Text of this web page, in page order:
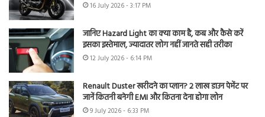
16 July 2026 - 3:17 PM
जानिए Hazard Light का क्या काम है, कब और कैसे करें
इसका इस्तेमाल, ज्यादातर लोग नहीं जानते सही तरीका
12 July 2026 - 6:14 PM
Renault Duster खरीदने का प्लान? 2 लाख डाउन पेमेंट पर
जानें कितनी बनेगी EMI और कितना देना होगा लोन
9 July 2026 - 6:33 PM